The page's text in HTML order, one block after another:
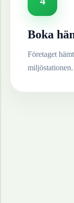
Boka
Företaget
miljöstationen.